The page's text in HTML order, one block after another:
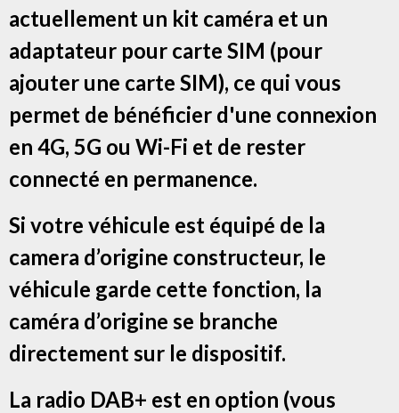
actuellement un kit caméra et un
adaptateur pour carte SIM (pour
ajouter une carte SIM), ce qui vous
permet de bénéficier d'une connexion
en 4G, 5G ou Wi-Fi et de rester
connecté en permanence.
Si votre véhicule est équipé de la
camera d’origine constructeur, le
véhicule garde cette fonction, la
caméra d’origine se branche
directement sur le dispositif.
La radio DAB+ est en option (vous